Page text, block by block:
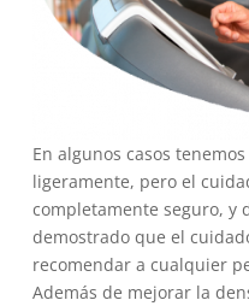
En algunos casos
ligeramente, pero el
completamente seguro, y
demostrado que el
recomendar a cualquier
Además de mejorar la